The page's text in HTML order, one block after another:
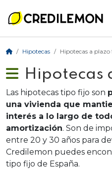
Hipotecas Hipotecas a plazo
Hipotecas
Las hipotecas tipo fijo son
una vivienda que
interés a lo largo de
amortización. Son de
entre 20 y 30 años para
Credilemon puedes
tipo fijo de España.